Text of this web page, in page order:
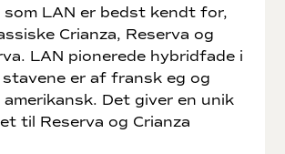
som LAN er bedst kendt for,
Crianza, Reserva og
LAN pionerede hybridfade i
stavene er af fransk eg og
Det giver en unik
til Reserva og Crianza